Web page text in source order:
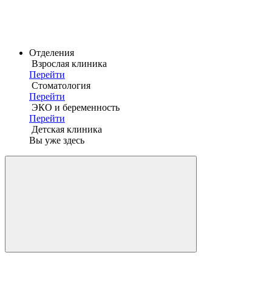
Отделения
Взрослая клиника
Перейти
Стоматология
Перейти
ЭКО и беременность
Перейти
Детская клиника
Вы уже здесь